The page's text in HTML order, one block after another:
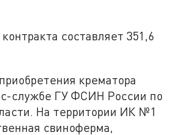
составляет 351,6
крематора
службе ГУ ФСИН России по
На территории ИК №1
свиноферма,